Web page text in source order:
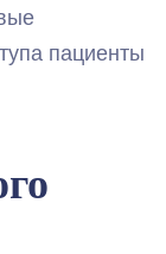
пациенты